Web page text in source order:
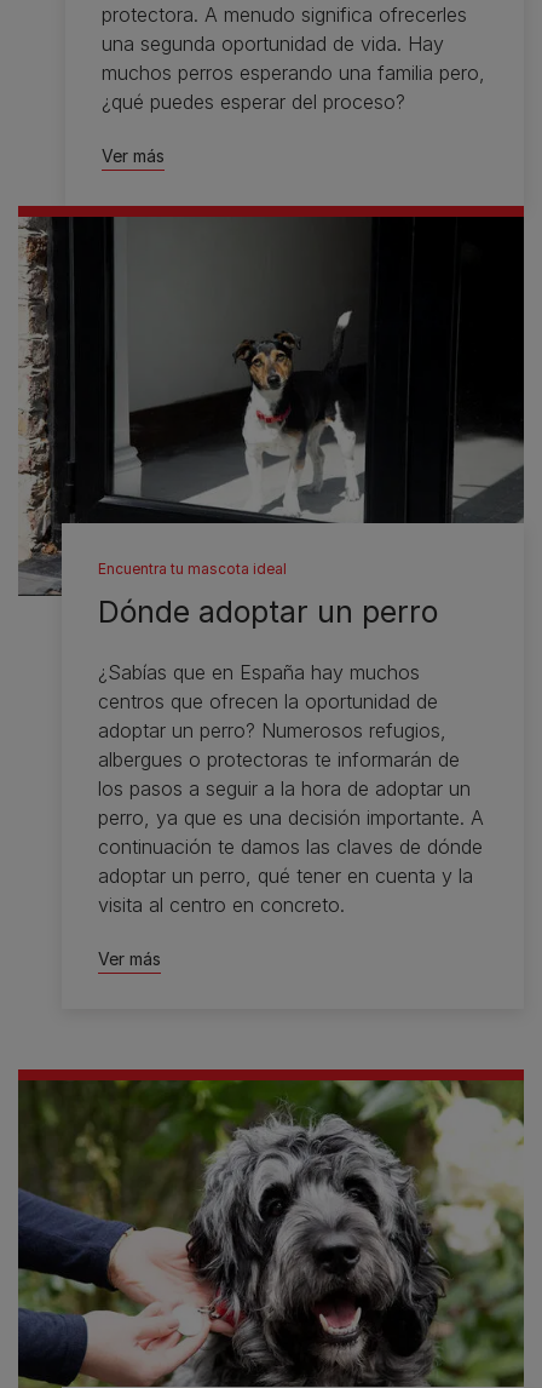
protectora. A menudo significa ofrecerles
una segunda oportunidad de vida. Hay
muchos perros esperando una familia pero,
¿qué puedes esperar del proceso?
Ver más
Encuentra tu mascota ideal
Dónde adoptar un perro
¿Sabías que en España hay muchos
centros que ofrecen la oportunidad de
adoptar un perro? Numerosos refugios,
albergues o protectoras te informarán de
los pasos a seguir a la hora de adoptar un
perro, ya que es una decisión importante. A
continuación te damos las claves de dónde
adoptar un perro, qué tener en cuenta y la
visita al centro en concreto.
Ver más